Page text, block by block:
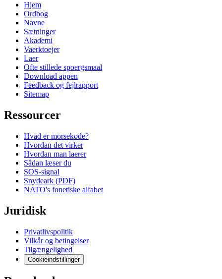
Hjem
Ordbog
Navne
Sætninger
Akademi
Vaerktoejer
Laer
Ofte stillede spoergsmaal
Download appen
Feedback og fejlrapport
Sitemap
Ressourcer
Hvad er morsekode?
Hvordan det virker
Hvordan man laerer
Sådan læser du
SOS-signal
Snydeark (PDF)
NATO's fonetiske alfabet
Juridisk
Privatlivspolitik
Vilkår og betingelser
Tilgængelighed
Cookieindstillinger